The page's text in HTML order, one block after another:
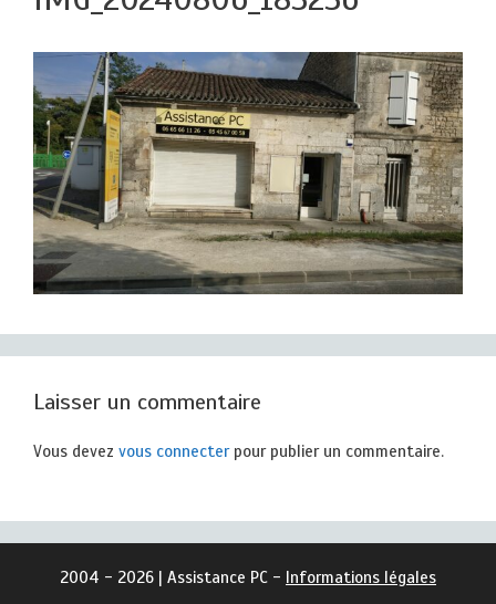
Laisser un commentaire
Vous devez vous connecterpour publier un commentaire.
2004 - 2026 | Assistance PC - Informations légales